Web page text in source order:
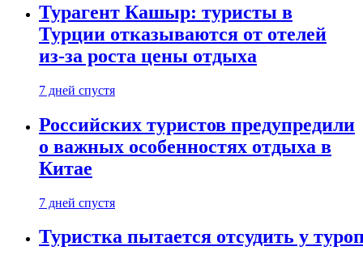
Турагент Кашыр: туристы в
Турции отказываются от отелей
из-за роста цены отдыха
7 дней спустя
Российских туристов предупредили
о важных особенностях отдыха в
Китае
7 дней спустя
Туристка пытается отсудить у